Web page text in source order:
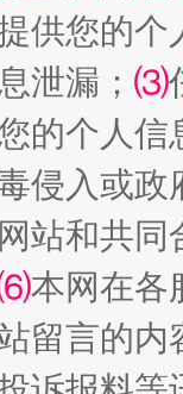
规模
供您的个
泄漏； ⑶
的个人
侵入或
站和共
本网在各
留言的内